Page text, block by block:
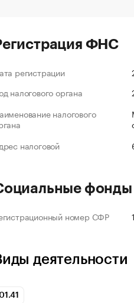
ФНС
регистрации
налогового органа
налогового
налоговой
фонды
номер СФР
деятельности